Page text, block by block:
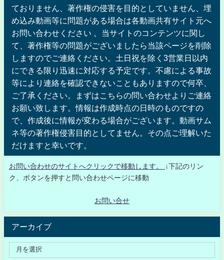
ておりません、著作権の侵害を目的としていません、埋
め込み動画等に問題がある場合は各動画共有サイト元へ
お問い合わせください 。当サイトのコンテンツに関し
て、著作権等の問題がございましたら当該ページを削除
しますのでご連絡ください。土日祝を除く3営業日以内
にできる限り迅速に対応する予定です。不慮による事故
等により連絡を確認できないこともありますので何卒、
ご了承ください。まずはこちらの問い合わせよりご連絡
お願い致します。情報は作成時点の日時のものですの
で、作成後に情報が変わる場合がございます。動画サム
ネ等の著作権侵害目的としてません。その点ご理解いた
だけますと幸いです。
お問い合わせのサイトへクリックで移動します。
↓下記のリン
ク、ボタンを押すと問い合わせページに移動
お問い合せ
アーカイブ